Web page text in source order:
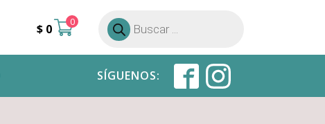
$ 0 0
Búsqueda
de
productos
SÍGUENOS: